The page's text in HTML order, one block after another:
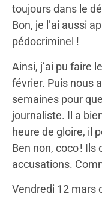
toujours dans le
Bon, je l’ai aussi
pédocriminel !
Ainsi, j’ai pu faire
février. Puis nous
semaines pour
journaliste. Il a
heure de gloire, il
Ben non, coco !
accusations.
Vendredi 12 mars